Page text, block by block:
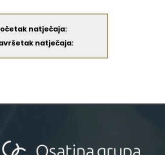
natječaja:
natječaja: